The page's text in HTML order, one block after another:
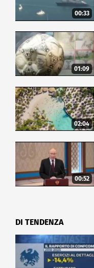
00:33
01:09
02:04
00:52
DI TENDENZA